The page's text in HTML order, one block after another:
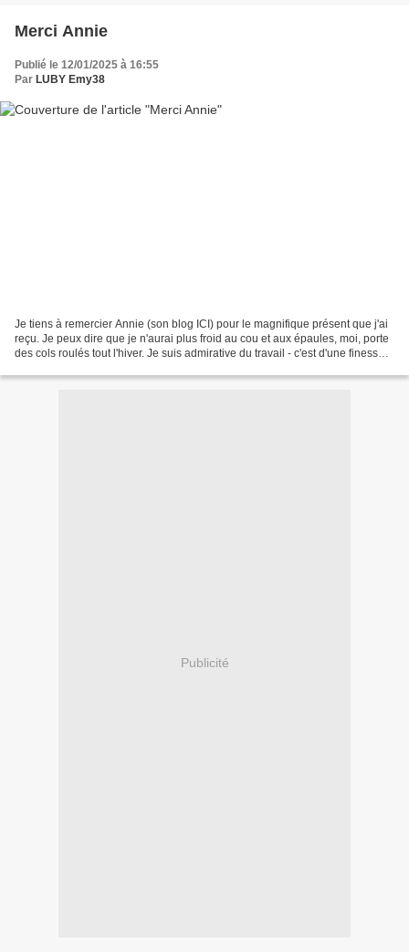
Merci Annie
Publié le 12/01/2025 à 16:55
Par LUBY Emy38
Je tiens à remercier Annie (son blog ICI) pour le magnifique présent que j'ai
reçu. Je peux dire que je n'aurai plus froid au cou et aux épaules, moi, porte
des cols roulés tout l'hiver. Je suis admirative du travail - c'est d'une finesse
Publicité